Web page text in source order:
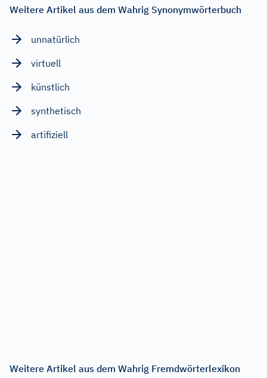
Weitere Artikel aus dem Wahrig Synonymwörterbuch
unnatürlich
virtuell
künstlich
synthetisch
artifiziell
Weitere Artikel aus dem Wahrig Fremdwörterlexikon